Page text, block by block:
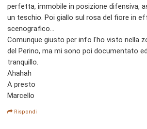
perfetta, immobile in posizione difensiva,
un teschio. Poi giallo sul rosa del fiore in
scenografico...
Comunque giusto per info l'ho visto nella
del Perino, ma mi sono poi documentato ed
tranquillo.
Ahahah
A presto
Marcello
Rispondi